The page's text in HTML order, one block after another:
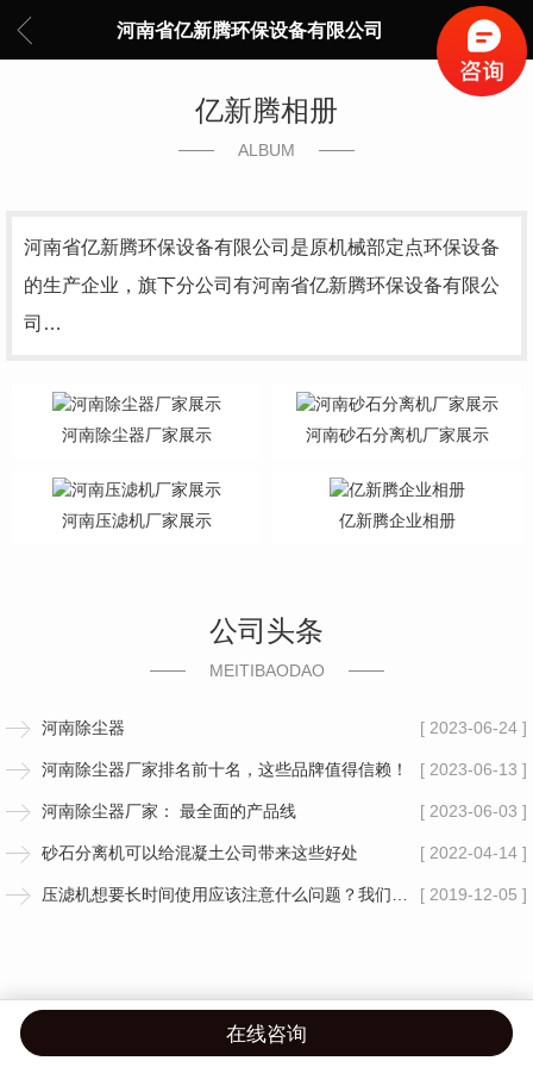
河南省亿新腾环保设备有限公司
亿新腾相册
ALBUM
河南省亿新腾环保设备有限公司是原机械部定点环保设备
的生产企业，旗下分公司有河南省亿新腾环保设备有限公
司…
河南除尘器厂家展示 河南砂石分离机厂家展示
河南压滤机厂家展示 亿新腾企业相册
公司头条
MEITIBAODAO
[ 2023-06-24 ]
河南除尘器
[ 2023-06-13 ]
河南除尘器厂家排名前十名，这些品牌值得信赖！
[ 2023-06-03 ]
河南除尘器厂家： 最全面的产品线
[ 2022-04-14 ]
砂石分离机可以给混凝土公司带来这些好处
[ 2019-12-05 ]
在线咨询